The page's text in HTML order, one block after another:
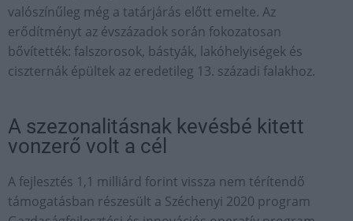
valószínűleg még a tatárjárás előtt emelte. Az
erődítményt az évszázadok során fokozatosan
bővítették: falszorosok, bástyák, lakóhelyiségek és
ciszternák épültek az eredetileg 13. századi falakhoz.
A szezonalitásnak kevésbé kitett
vonzerő volt a cél
A fejlesztés 1,1 milliárd forint vissza nem térítendő
támogatásban részesült a Széchenyi 2020 program